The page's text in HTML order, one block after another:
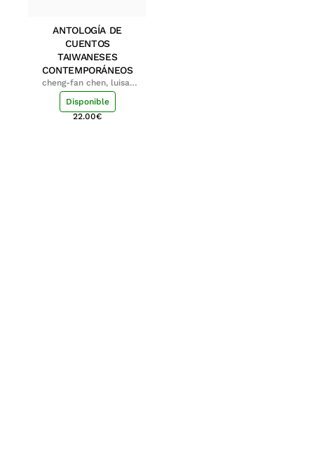
ANTOLOGÍA DE
CUENTOS
TAIWANESES
CONTEMPORÁNEOS
cheng-fan chen, luisa;
shu-ying chang, luisa
Disponible
22.00€